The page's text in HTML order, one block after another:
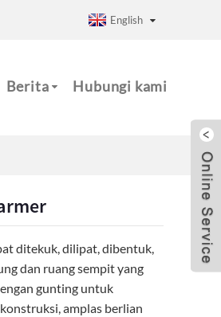
English
Berita Hubungi kami
ditekuk, dilipat, dibentuk,
dan ruang sempit yang
gunting untuk
amplas berlian